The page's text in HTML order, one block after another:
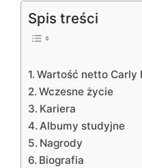
Spis treści
Wartość netto Carly
Wczesne życie
Kariera
Albumy studyjne
Nagrody
Biografia